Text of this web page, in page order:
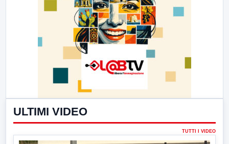
ULTIMI VIDEO
TUTTI I VIDEO